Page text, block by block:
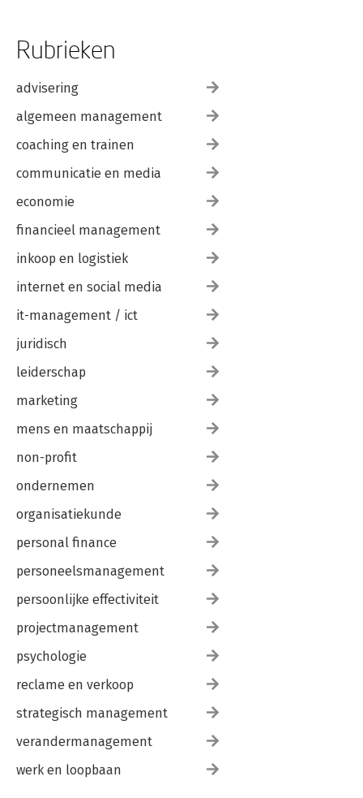
Rubrieken
advisering
algemeen management
coaching en trainen
communicatie en media
economie
financieel management
inkoop en logistiek
internet en social media
it-management / ict
juridisch
leiderschap
marketing
mens en maatschappij
non-profit
ondernemen
organisatiekunde
personal finance
personeelsmanagement
persoonlijke effectiviteit
projectmanagement
psychologie
reclame en verkoop
strategisch management
verandermanagement
werk en loopbaan